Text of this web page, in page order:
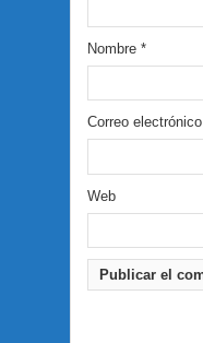
Nombre *
Correo electrónico
Web